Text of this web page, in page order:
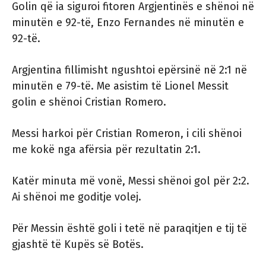
Golin që ia siguroi fitoren Argjentinës e shënoi në
minutën e 92-të, Enzo Fernandes në minutën e
92-të.
Argjentina fillimisht ngushtoi epërsinë në 2:1 në
minutën e 79-të. Me asistim të Lionel Messit
golin e shënoi Cristian Romero.
Messi harkoi për Cristian Romeron, i cili shënoi
me kokë nga afërsia për rezultatin 2:1.
Katër minuta më vonë, Messi shënoi gol për 2:2.
Ai shënoi me goditje volej.
Për Messin është goli i tetë në paraqitjen e tij të
gjashtë të Kupës së Botës.